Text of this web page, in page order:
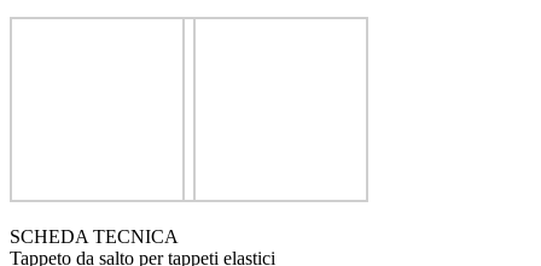
SCHEDA TECNICA
Tappeto da salto per tappeti elastici